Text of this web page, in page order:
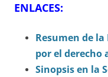
ENLACES:
Resumen de la
por el derecho
Sinopsis en la